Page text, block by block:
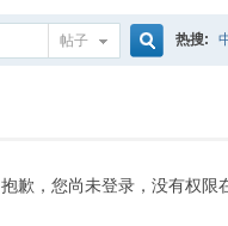
帖子
索
热搜:
抱歉，您尚未登录，没有权限